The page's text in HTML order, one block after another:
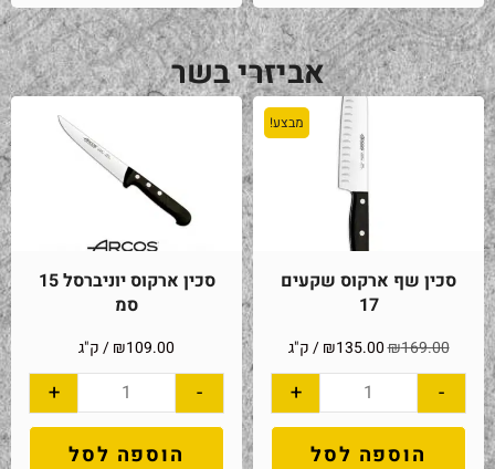
אביזרי בשר
מבצע!
סכין שף ארקוס שקעים
17
₪169.00
₪135.00 / ק"ג
-
+
הוספה לסל
סכין ארקוס יוניברסל 15
סמ
₪109.00 / ק"ג
-
+
הוספה לסל